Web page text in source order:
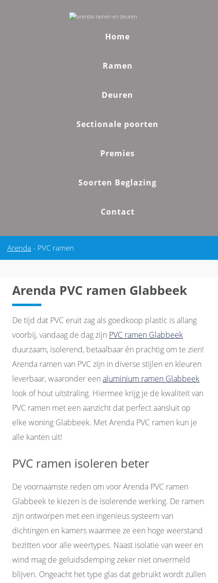
Home
Ramen
Deuren
Sectionale poorten
Premies
Soorten Beglazing
Contact
Arenda - PVC ramen
Arenda PVC ramen Glabbeek
De tijd dat PVC eruit zag als goedkoop plastic is allang
voorbij, vandaag de dag zijn PVC ramen Glabbeek
duurzaam, isolerend, betaalbaar én prachtig om te zien!
Arenda ramen van PVC zijn in diverse stijlen en kleuren
leverbaar, waaronder een aluminium ramen Glabbeek
look of hout uitstraling. Hiermee krijg je de kwaliteit van
PVC ramen met een aanzicht dat perfect aansluit op
elke woning Glabbeek. Met Arenda PVC ramen kun je
alle kanten uit!
PVC ramen isoleren beter
De voornaamste reden om voor Arenda PVC ramen
Glabbeek te kiezen is de isolerende werking. De ramen
zijn ontworpen met een ingenieus systeem van
dichtingen en kamers waarmee ze een hoge weerstand
bezitten voor alle weertypes. Naast isolatie van weer en
wind mag de geluidsdemping zeker niet onvermeld
blijven. Ongeacht het type glas dat gebruikt wordt zullen